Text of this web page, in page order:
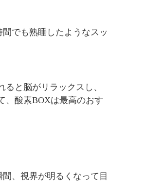
でも熟睡したようなスッ
と脳がリラックスし、
、酸素BOXは最高のおす
、視界が明るくなって目